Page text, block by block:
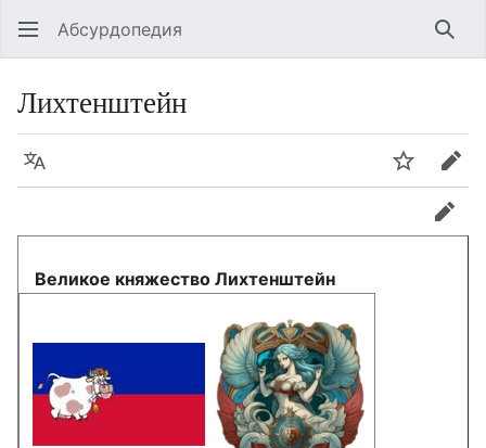
Абсурдопедия
Лихтенштейн
Язык
Великое княжество Лихтенштейн